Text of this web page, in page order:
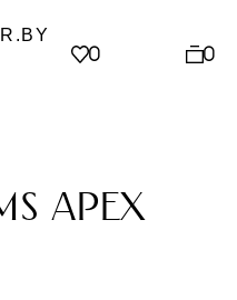
0 0
apex